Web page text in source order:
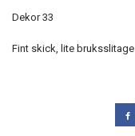
Dekor 33
Fint skick, lite bruksslitage